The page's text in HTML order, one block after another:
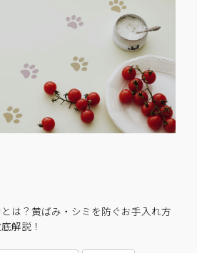
は？黄ばみ・シミを防ぐお手入れ方
解説！